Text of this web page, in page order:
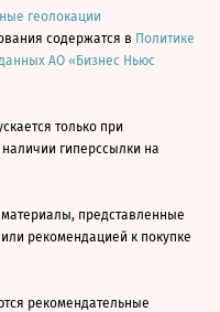
геолокации
содержатся в Политике
АО «Бизнес Ньюс
только при
наличии гиперссылки на
представленные
рекомендацией к покупке
рекомендательные